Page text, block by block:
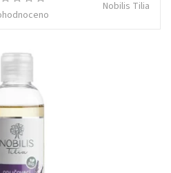
Nobilis Tilia